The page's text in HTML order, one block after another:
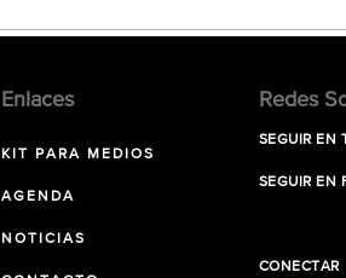
Enlaces
KIT PARA MEDIOS
AGENDA
NOTICIAS
Redes
SEGUIR EN
SEGUIR EN
CONECTAR